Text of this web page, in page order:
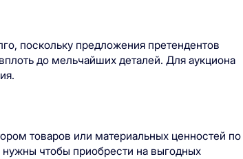
поскольку предложения претендентов
до мельчайших деталей. Для аукциона
товаров или материальных ценностей по
чтобы приобрести на выгодных